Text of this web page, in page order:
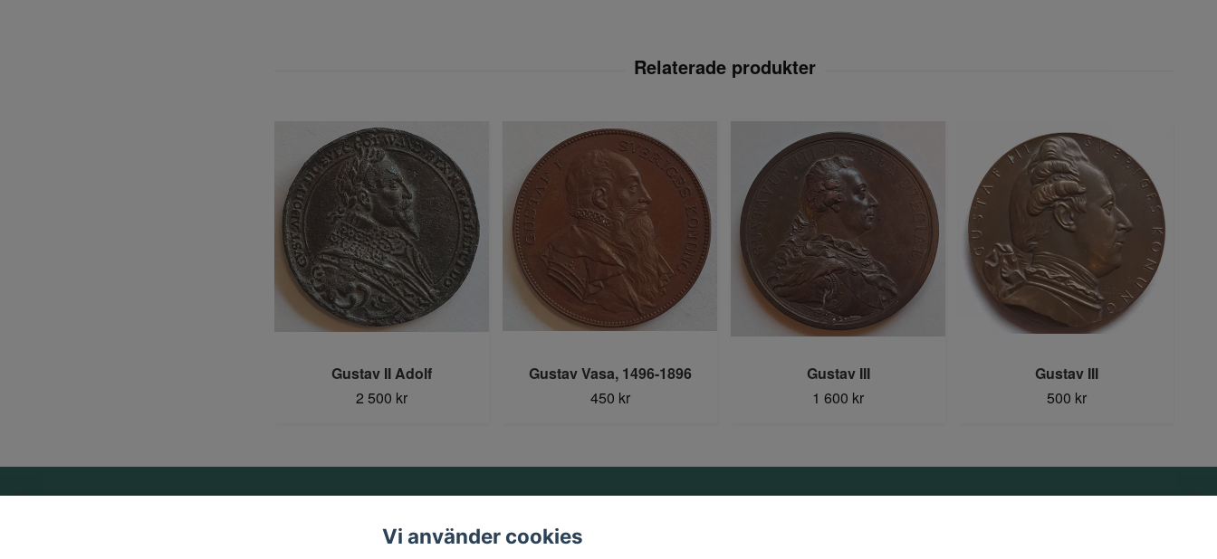
Gustav II Adolf
2 500 kr
Gustav Vasa, 1496-1896
450 kr
Gustav III
1 600 kr
Gustav III
500 kr
Vi använder cookies